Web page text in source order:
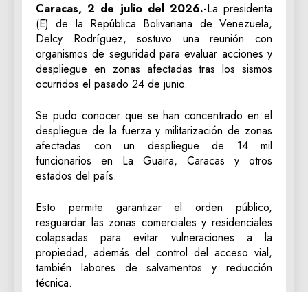
Caracas, 2 de julio del 2026.-La presidenta
(E) de la República Bolivariana de Venezuela,
Delcy Rodríguez, sostuvo una reunión con
organismos de seguridad para evaluar acciones y
despliegue en zonas afectadas tras los sismos
ocurridos el pasado 24 de junio.
Se pudo conocer que se han concentrado en el
despliegue de la fuerza y militarización de zonas
afectadas con un despliegue de 14 mil
funcionarios en La Guaira, Caracas y otros
estados del país.
Esto permite garantizar el orden público,
resguardar las zonas comerciales y residenciales
colapsadas para evitar vulneraciones a la
propiedad, además del control del acceso vial,
también labores de salvamentos y reducción
técnica.